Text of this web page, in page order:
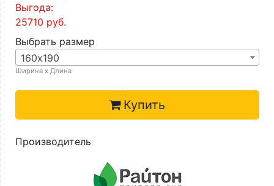
Выгода:
25710 руб.
Выбрать размер
160х190
Ширина х Длина
Купить
Производитель